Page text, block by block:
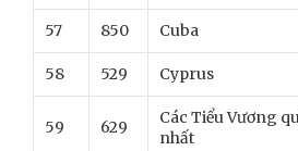
57 850 Cuba
58 529 Cyprus
59 629
Các Tiểu Vương
nhất